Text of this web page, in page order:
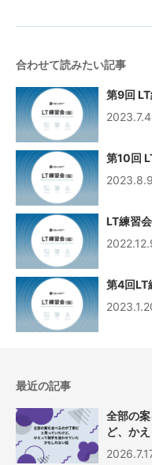
合わせて読みたい記事
第9回
2023.7.4
第10回
2023.8.9
LT練習
第4回LT
最近の記事
全部の
ど、か